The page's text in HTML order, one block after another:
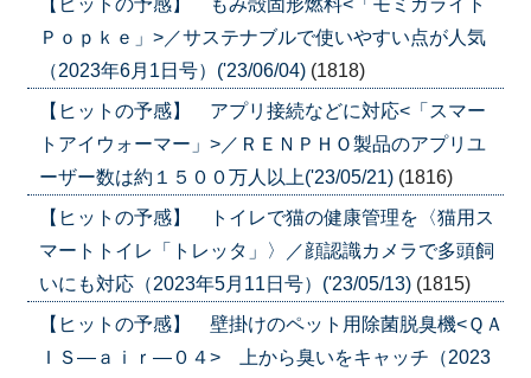
Ｐｏｐｋｅ」>／サステナブルで使いやすい点が人気
（2023年6月1日号）('23/06/04) (1818)
【ヒットの予感】 アプリ接続などに対応<「スマー
トアイウォーマー」>／ＲＥＮＰＨＯ製品のアプリユ
ーザー数は約１５００万人以上('23/05/21) (1816)
【ヒットの予感】 トイレで猫の健康管理を〈猫用ス
マートトイレ「トレッタ」〉／顔認識カメラで多頭飼
いにも対応（2023年5月11日号）('23/05/13) (1815)
【ヒットの予感】 壁掛けのペット用除菌脱臭機<ＱＡ
ＩＳ―ａｉｒ―０４> 上から臭いをキャッチ（2023